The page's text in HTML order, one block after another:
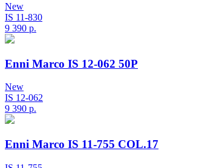
New
IS 11-830
9 390 р.
Enni Marco IS 12-062 50P
New
IS 12-062
9 390 р.
Enni Marco IS 11-755 COL.17